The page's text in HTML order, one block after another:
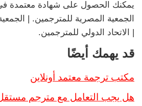
يمكنك الحصول على شهادة معتمدة
الجمعية المصرية للمترجمين. |
| الاتحاد الدولي للمترجمين.
قد يهمك أيضًا
مكتب ترجمة معتمد أونلاين
هل يجب التعامل مع مترجم